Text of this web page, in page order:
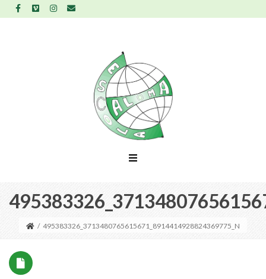
/ 495383326_3713480765615671_8914414928824369775_N